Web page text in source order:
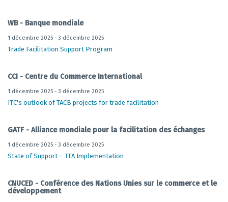
WB - Banque mondiale
1 décembre 2025 - 3 décembre 2025
Trade Facilitation Support Program
CCI - Centre du Commerce International
1 décembre 2025 - 3 décembre 2025
ITC's outlook of TACB projects for trade facilitation
GATF - Alliance mondiale pour la facilitation des échanges
1 décembre 2025 - 3 décembre 2025
State of Support – TFA Implementation
CNUCED - Conférence des Nations Unies sur le commerce et le
développement